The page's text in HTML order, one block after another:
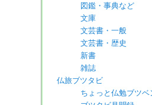
図鑑・事典など
文庫
文芸書・一般
文芸書・歴史
新書
雑誌
仏旅ブツタビ
ちょっと仏勉ブツベ